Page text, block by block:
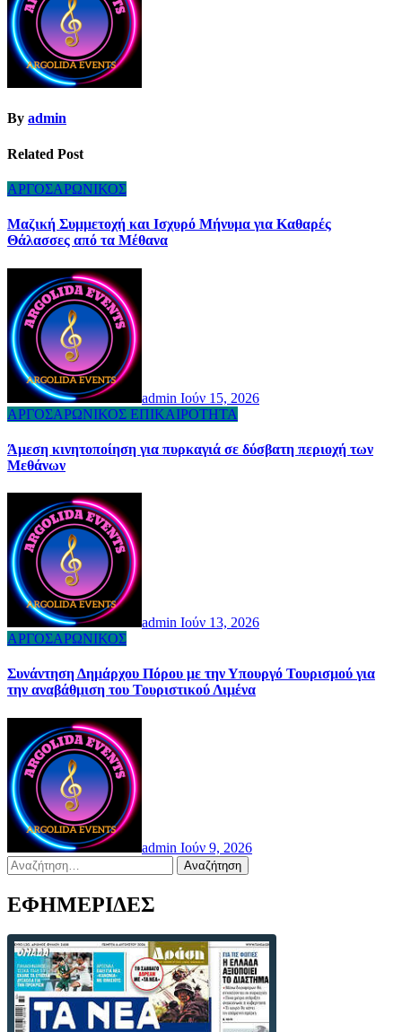
By admin
Related Post
ΑΡΓΟΣΑΡΩΝΙΚΟΣ
Μαζική Συμμετοχή και Ισχυρό Μήνυμα για Καθαρές
Θάλασσες από τα Μέθανα
admin Ιούν 15, 2026
ΑΡΓΟΣΑΡΩΝΙΚΟΣ ΕΠΙΚΑΙΡΟΤΗΤΑ
Άμεση κινητοποίηση για πυρκαγιά σε δύσβατη περιοχή των
Μεθάνων
admin Ιούν 13, 2026
ΑΡΓΟΣΑΡΩΝΙΚΟΣ
Συνάντηση Δημάρχου Πόρου με την Υπουργό Τουρισμού για
την αναβάθμιση του Τουριστικού Λιμένα
admin Ιούν 9, 2026
Αναζήτηση
για:
ΕΦΗΜΕΡΙΔΕΣ